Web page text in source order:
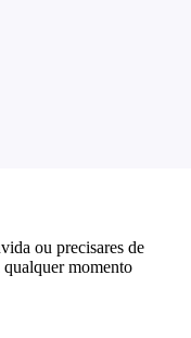
ou precisares de
momento